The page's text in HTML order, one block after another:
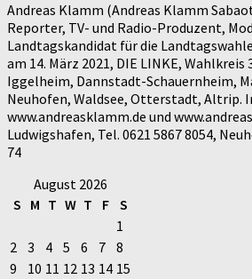
Andreas Klamm (Andreas Klamm
Reporter, TV- und Radio-Produzent,
Landtagskandidat für die
am 14. März 2021, DIE LINKE,
Iggelheim, Dannstadt-Schauernheim,
Neuhofen, Waldsee, Otterstadt, Altrip.
www.andreasklamm.de und
Ludwigshafen, Tel. 0621 5867 8054,
74
August 2026
S M T W T F S
1
2 3 4 5 6 7 8
9
10 11 12 13 14 15